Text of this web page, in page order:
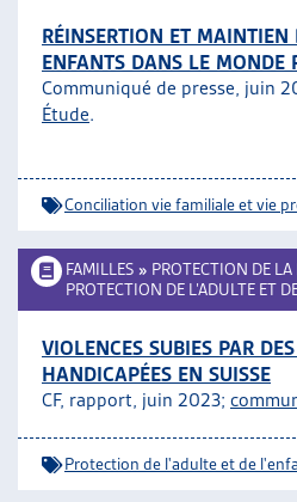
RÉINSERTION ET MAINTIEN
ENFANTS DANS LE MONDE
Communiqué de presse, juin
Étude.
Conciliation vie familiale et vie
FAMILLES » PROTECTION DE LA
PROTECTION DE L’ADULTE ET
VIOLENCES SUBIES PAR
HANDICAPÉES EN SUISSE
CF, rapport, juin 2023;
Protection de l'adulte et de